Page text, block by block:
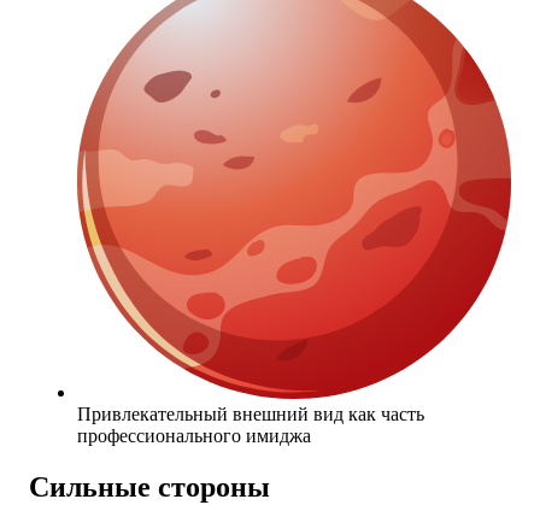
Привлекательный внешний вид как часть
профессионального имиджа
Сильные стороны